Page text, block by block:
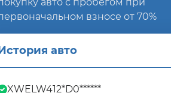
взносе от 70%
авто
XWELW412*D0******